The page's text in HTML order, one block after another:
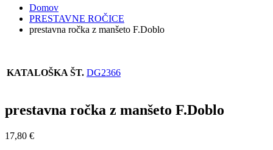
Domov
PRESTAVNE ROČICE
prestavna ročka z manšeto F.Doblo
KATALOŠKA ŠT. DG2366
prestavna ročka z manšeto F.Doblo
17,80 €